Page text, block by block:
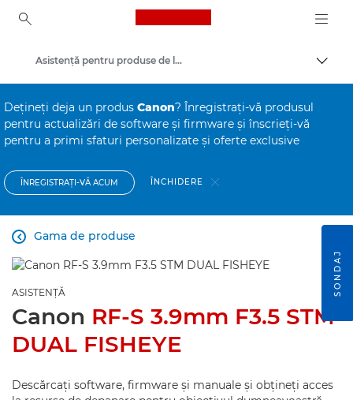
Canon Logo, back to
Asistenţă pentru produse de larg consum
Deţineţi deja un produs Canon? Înregistraţi-vă produsul
pentru actualizări de software şi firmware şi înscrieţi-vă
pentru a primi sfaturi personalizate şi oferte exclusive
ÎNREGISTRAŢI-VĂ ACUM ÎNCHIDERE
Gama de produse

ASISTENŢĂ
Canon RF-S 3.9mm F3.5 STM
DUAL FISHEYE
Descărcaţi software, firmware şi manuale şi obţineţi acces
SONDAJ